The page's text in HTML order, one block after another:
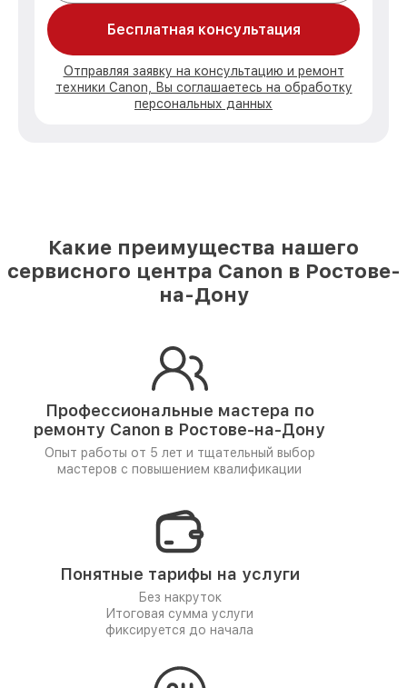
Бесплатная консультация
Отправляя заявку на консультацию и ремонт
техники Canon, Вы соглашаетесь на обработку
персональных данных
Какие преимущества нашего
сервисного центра Canon в Ростове-
на-Дону
Профессиональные мастера по
ремонту Canon в Ростове-на-Дону
Опыт работы от 5 лет и тщательный выбор
мастеров с повышением квалификации
Понятные тарифы на услуги
Без накруток
Итоговая сумма услуги
фиксируется до начала